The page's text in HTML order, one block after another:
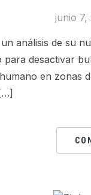
junio 7,
análisis de su
desactivar
en zonas